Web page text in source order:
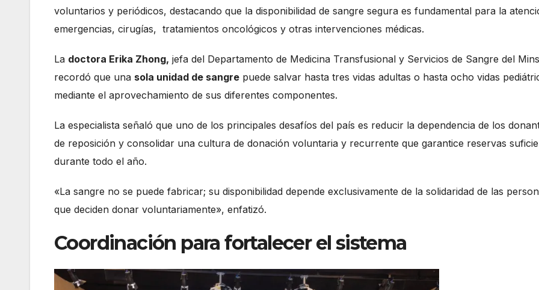
voluntarios y periódicos, destacando que la disponibilidad de sangre segura es fundamental para la
emergencias, cirugías, tratamientos oncológicos y otras intervenciones médicas.
La doctora Erika Zhong, jefa del Departamento de Medicina Transfusional y Servicios de Sangre del
recordó que una sola unidad de sangre puede salvar hasta tres vidas adultas o hasta ocho vidas
mediante el aprovechamiento de sus diferentes componentes.
La especialista señaló que uno de los principales desafíos del país es reducir la dependencia de los
de reposición y consolidar una cultura de donación voluntaria y recurrente que garantice reservas
durante todo el año.
«La sangre no se puede fabricar; su disponibilidad depende exclusivamente de la solidaridad de las
que deciden donar voluntariamente», enfatizó.
Coordinación para fortalecer el sistema